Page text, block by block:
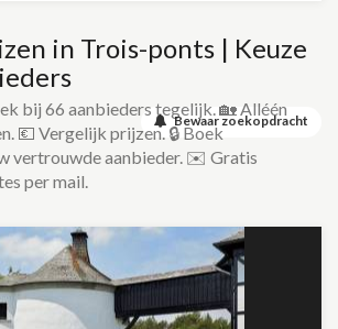
Bewaar zoekopdracht
in Trois-ponts | Keuze
bij 66 aanbieders tegelijk. 🏡 Alléén
💶 Vergelijk prijzen. 🔒 Boek
vertrouwde aanbieder. ✉️ Gratis
per mail.